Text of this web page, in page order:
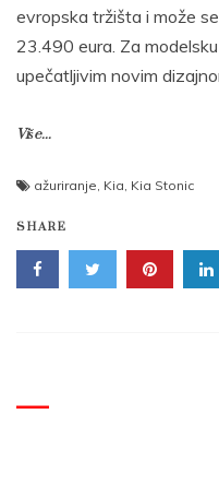
evropska tržišta i može
23.490 eura. Za
upečatljivim novim
Više...
ažuriranje, Kia, Kia Stonic
SHARE